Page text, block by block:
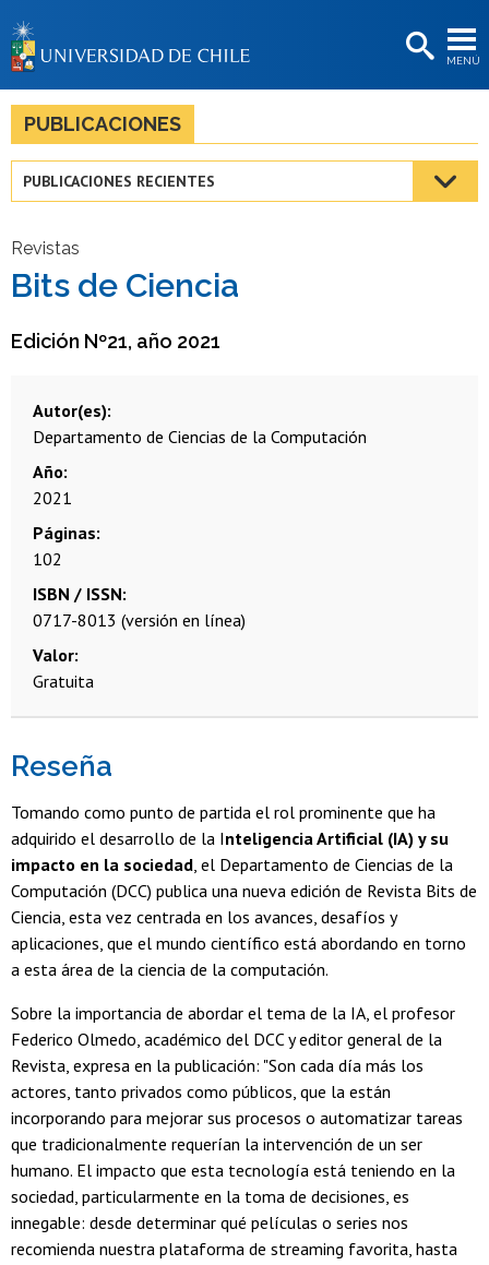
MENÚ
BIBLIOTECAS
LA UNIVERSIDAD
Estudiantes
Funcionarias/os
Egresadas/os
PUBLICACIONES
PUBLICACIONES RECIENTES
Revistas
Bits de Ciencia
Edición Nº21, año 2021
Autor(es)
Departamento de Ciencias de la Computación
Año
2021
Páginas
102
ISBN / ISSN
0717-8013 (versión en línea)
Valor
Gratuita
Reseña
Tomando como punto de partida el rol prominente que ha
adquirido el desarrollo de la Inteligencia Artificial (IA) y su
impacto en la sociedad, el Departamento de Ciencias de la
Computación (DCC) publica una nueva edición de Revista Bits de
Ciencia, esta vez centrada en los avances, desafíos y
aplicaciones, que el mundo científico está abordando en torno
a esta área de la ciencia de la computación.
Sobre la importancia de abordar el tema de la IA, el profesor
Federico Olmedo, académico del DCC y editor general de la
Revista, expresa en la publicación: "Son cada día más los
actores, tanto privados como públicos, que la están
incorporando para mejorar sus procesos o automatizar tareas
que tradicionalmente requerían la intervención de un ser
humano. El impacto que esta tecnología está teniendo en la
sociedad, particularmente en la toma de decisiones, es
innegable: desde determinar qué películas o series nos
recomienda nuestra plataforma de streaming favorita, hasta